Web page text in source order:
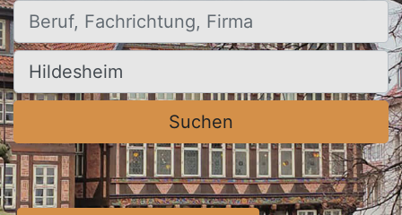
Beruf, Fachrichtung, Firma
Ort, Stadt
Suchen